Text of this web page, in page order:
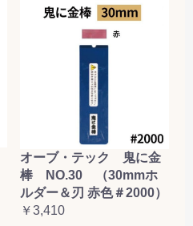
オーブ・テック 鬼に金
棒 NO.30 （30mmホ
ルダー＆刃 赤色＃2000）
￥3,410